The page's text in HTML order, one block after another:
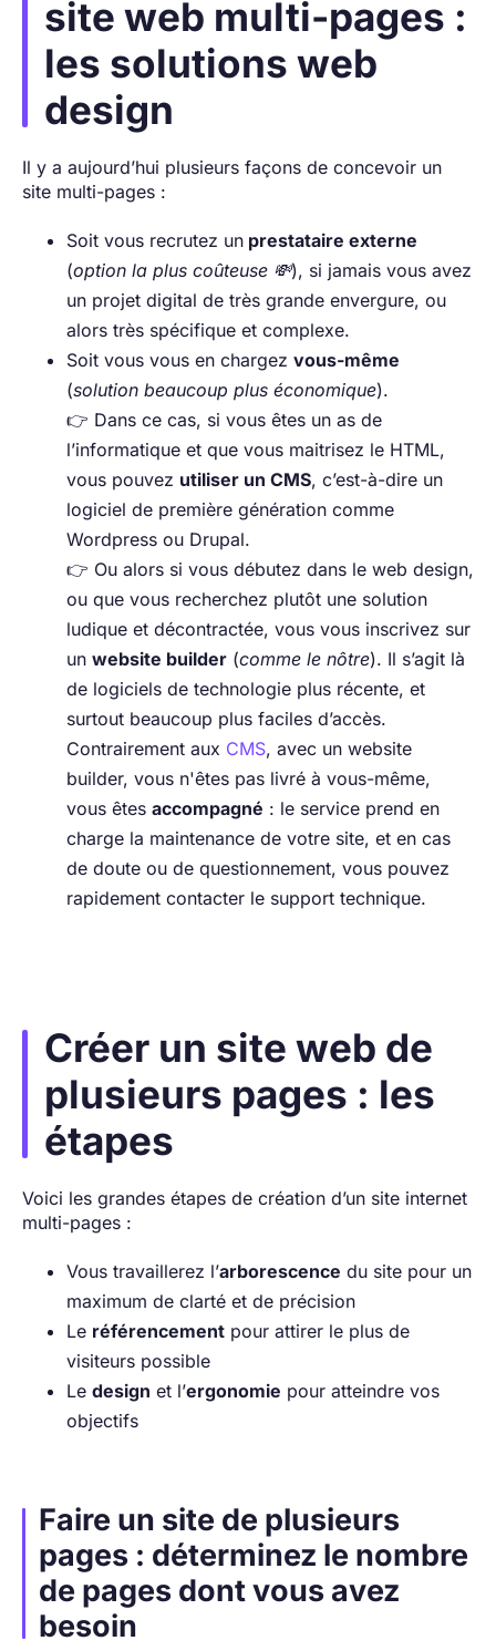
site web multi-pages :
les solutions web
design
Il y a aujourd’hui plusieurs façons de concevoir un
site multi-pages :
Soit vous recrutez un prestataire externe
(option la plus coûteuse 💸), si jamais vous avez
un projet digital de très grande envergure, ou
alors très spécifique et complexe.
Soit vous vous en chargez vous-même
(solution beaucoup plus économique).
👉 Dans ce cas, si vous êtes un as de
l’informatique et que vous maitrisez le HTML,
vous pouvez utiliser un CMS, c’est-à-dire un
logiciel de première génération comme
Wordpress ou Drupal.
👉 Ou alors si vous débutez dans le web design,
ou que vous recherchez plutôt une solution
ludique et décontractée, vous vous inscrivez sur
un website builder (comme le nôtre). Il s’agit là
de logiciels de technologie plus récente, et
surtout beaucoup plus faciles d’accès.
Contrairement aux CMS, avec un website
builder, vous n'êtes pas livré à vous-même,
vous êtes accompagné : le service prend en
charge la maintenance de votre site, et en cas
de doute ou de questionnement, vous pouvez
rapidement contacter le support technique.
Créer un site web de
plusieurs pages : les
étapes
Voici les grandes étapes de création d’un site internet
multi-pages :
Vous travaillerez l’arborescence du site pour un
maximum de clarté et de précision
Le référencement pour attirer le plus de
visiteurs possible
Le design et l’ergonomie pour atteindre vos
objectifs
Faire un site de plusieurs
pages : déterminez le nombre
de pages dont vous avez
besoin